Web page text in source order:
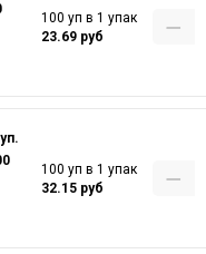
100 уп в 1 упак
23.69 руб
100 уп в 1 упак
32.15 руб